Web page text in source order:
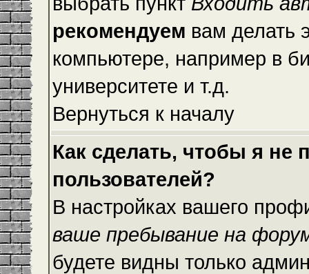
рекомендуем вам делать
компьютере, например в
университете и т.д.
Вернуться к началу
Как сделать, чтобы я не
пользователей?
В настройках вашего
ваше пребывание на
будете видны только